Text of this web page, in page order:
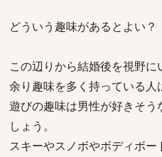
どういう趣味があるとよい？
この辺りから結婚後を視野に
余り趣味を多く持っている人
遊びの趣味は男性が好きそ
しょう。
スキーやスノボやボディボ